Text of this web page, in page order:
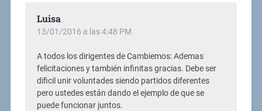
Luisa
13/01/2016 a las 4:48 PM
A todos los dirigentes de Cambiemos: Ademas
felicitaciones y también infinitas gracias. Debe ser
dificil unir voluntades siendo partidos diferentes
pero ustedes están dando el ejemplo de que se
puede funcionar juntos.